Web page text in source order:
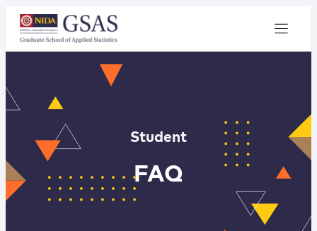
Student
FAQ